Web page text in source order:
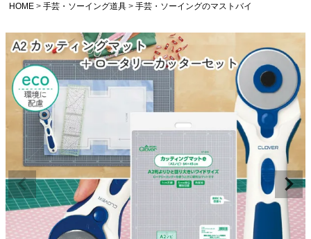
HOME 手芸・ソーイング道具 手芸・ソーイングのマストバイ